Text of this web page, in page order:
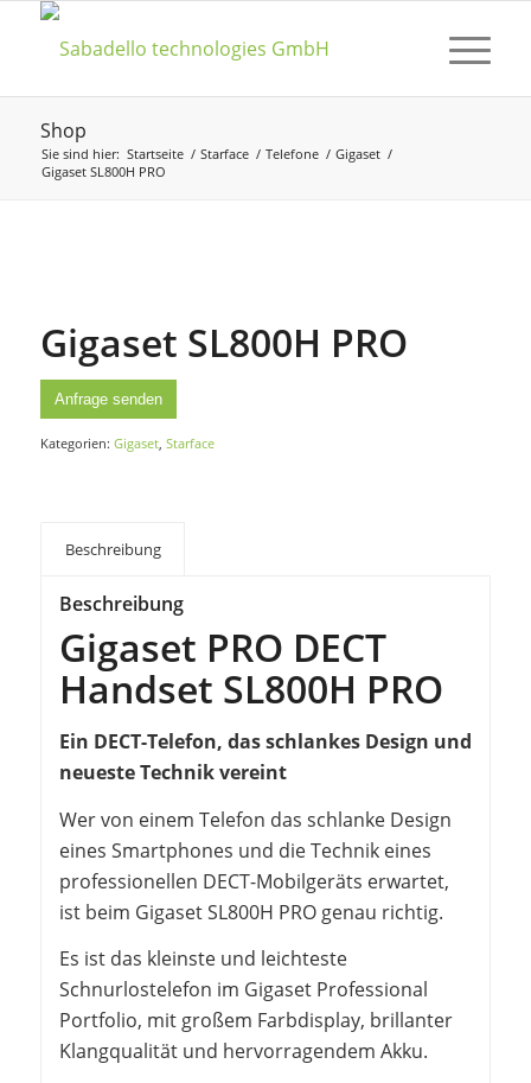
Shop
Sie sind hier: Startseite / Starface / Telefone / Gigaset /
Gigaset SL800H PRO
Gigaset SL800H PRO
Anfrage senden
Kategorien: Gigaset, Starface
Beschreibung
Beschreibung
Gigaset PRO DECT
Handset SL800H PRO
Ein DECT-Telefon, das schlankes Design und
neueste Technik vereint
Wer von einem Telefon das schlanke Design
eines Smartphones und die Technik eines
professionellen DECT-Mobilgeräts erwartet,
ist beim Gigaset SL800H PRO genau richtig.
Es ist das kleinste und leichteste
Schnurlostelefon im Gigaset Professional
Portfolio, mit großem Farbdisplay, brillanter
Klangqualität und hervorragendem Akku.